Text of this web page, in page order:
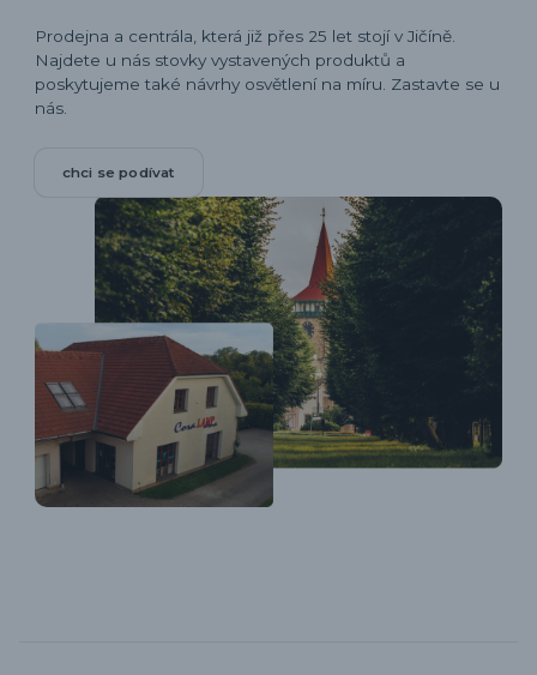
Prodejna a centrála, která již přes 25 let stojí v Jičíně.
Najdete u nás stovky vystavených produktů a
poskytujeme také návrhy osvětlení na míru. Zastavte se u
nás.
chci se podívat